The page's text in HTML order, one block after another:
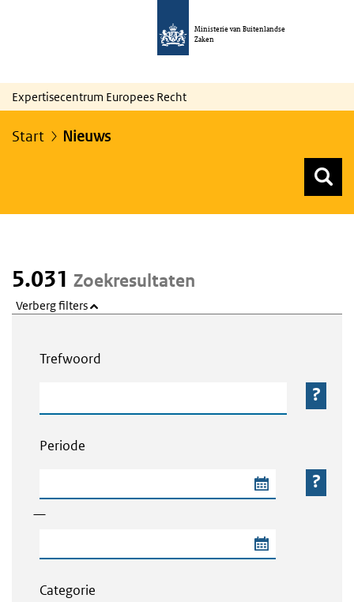
Ministerie van Buitenlandse
Zaken
Expertisecentrum Europees Recht
Start Nieuws
5.031 Zoekresultaten
Verberg filters
Trefwoord
Periode
—
Categorie